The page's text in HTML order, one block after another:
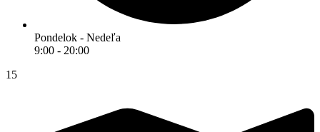
Pondelok - Nedeľa
9:00 - 20:00
15